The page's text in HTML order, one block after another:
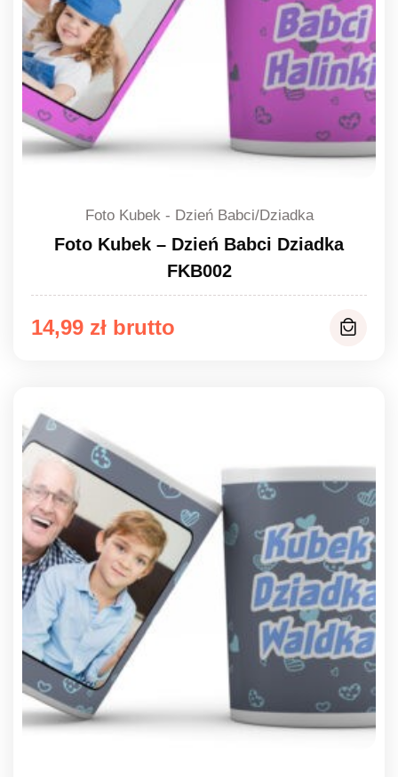
Foto Kubek - Dzień Babci/Dziadka
Foto Kubek – Dzień Babci Dziadka
FKB002
14,99 zł